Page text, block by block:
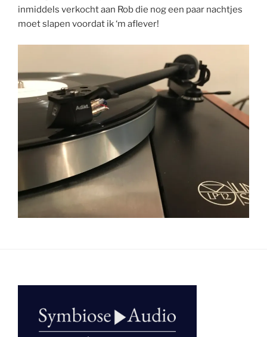
inmiddels verkocht aan Rob die nog een paar nachtjes
moet slapen voordat ik ‘m aflever!